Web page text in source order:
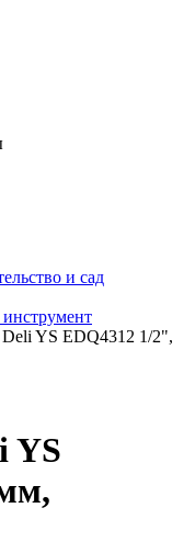
и сад
Deli YS EDQ4312 1/2",
YS